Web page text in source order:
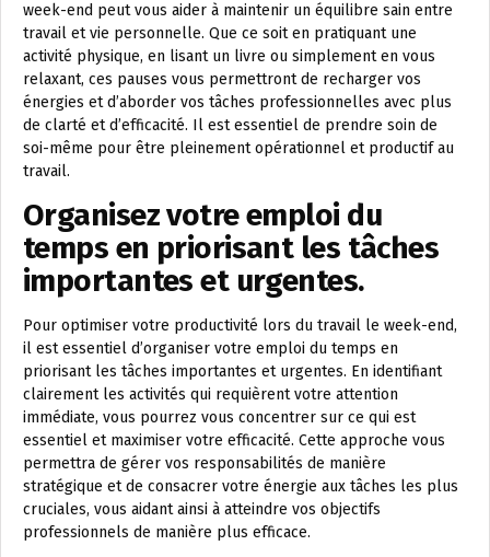
week-end peut vous aider à maintenir un équilibre sain entre
travail et vie personnelle. Que ce soit en pratiquant une
activité physique, en lisant un livre ou simplement en vous
relaxant, ces pauses vous permettront de recharger vos
énergies et d’aborder vos tâches professionnelles avec plus
de clarté et d’efficacité. Il est essentiel de prendre soin de
soi-même pour être pleinement opérationnel et productif au
travail.
Organisez votre emploi du
temps en priorisant les tâches
importantes et urgentes.
Pour optimiser votre productivité lors du travail le week-end,
il est essentiel d’organiser votre emploi du temps en
priorisant les tâches importantes et urgentes. En identifiant
clairement les activités qui requièrent votre attention
immédiate, vous pourrez vous concentrer sur ce qui est
essentiel et maximiser votre efficacité. Cette approche vous
permettra de gérer vos responsabilités de manière
stratégique et de consacrer votre énergie aux tâches les plus
cruciales, vous aidant ainsi à atteindre vos objectifs
professionnels de manière plus efficace.